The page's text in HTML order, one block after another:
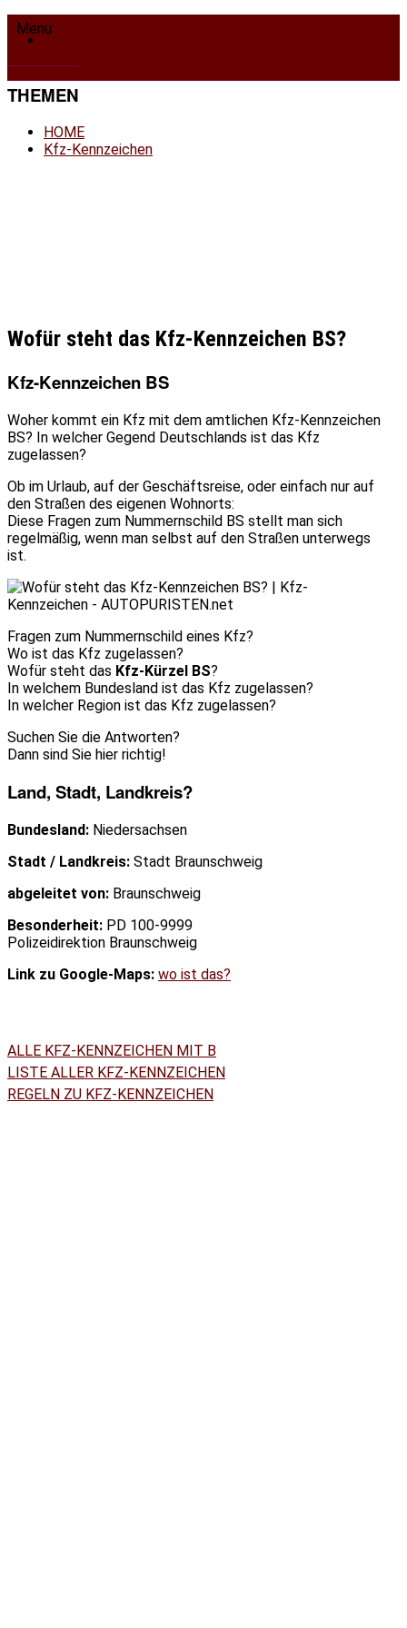
MenuHOME
THEMEN
HOME
Kfz-Kennzeichen
Wofür steht das Kfz-Kennzeichen BS?
Kfz-Kennzeichen BS
Woher kommt ein Kfz mit dem amtlichen Kfz-Kennzeichen
BS? In welcher Gegend Deutschlands ist das Kfz
zugelassen?
Ob im Urlaub, auf der Geschäftsreise, oder einfach nur auf
den Straßen des eigenen Wohnorts:
Diese Fragen zum Nummernschild BS stellt man sich
regelmäßig, wenn man selbst auf den Straßen unterwegs
ist.
Fragen zum Nummernschild eines Kfz?
Wo ist das Kfz zugelassen?
Wofür steht das Kfz-Kürzel BS?
In welchem Bundesland ist das Kfz zugelassen?
In welcher Region ist das Kfz zugelassen?
Suchen Sie die Antworten?
Dann sind Sie hier richtig!
Land, Stadt, Landkreis?
Bundesland: Niedersachsen
Stadt / Landkreis: Stadt Braunschweig
abgeleitet von: Braunschweig
Besonderheit: PD 100-9999
Polizeidirektion Braunschweig
Link zu Google-Maps: wo ist das?
ALLE KFZ-KENNZEICHEN MIT B
LISTE ALLER KFZ-KENNZEICHEN
REGELN ZU KFZ-KENNZEICHEN